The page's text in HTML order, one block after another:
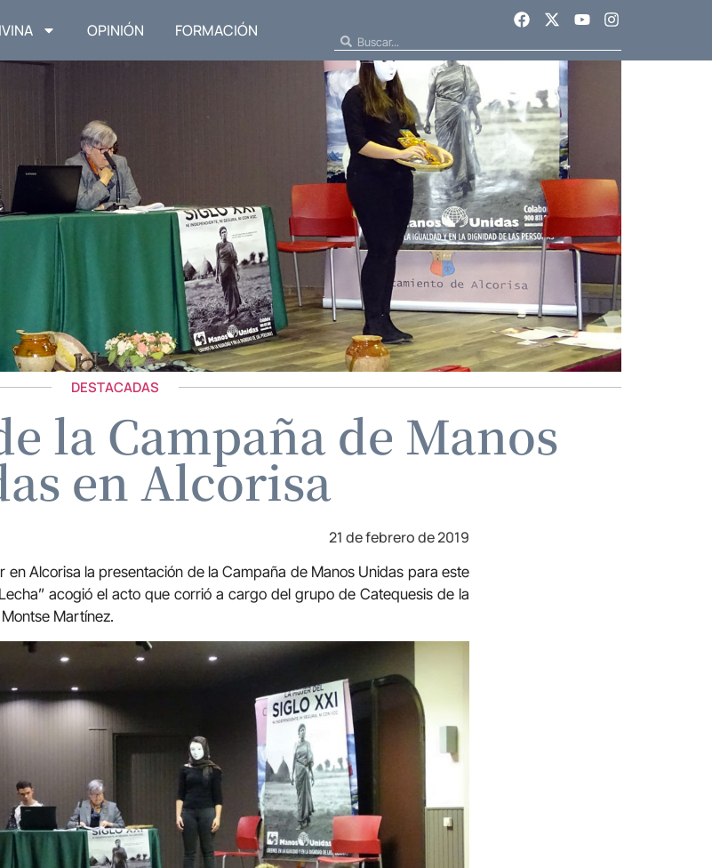
OPINIÓN FORMACIÓN
DESTACADAS
la Campaña de Manos
en Alcorisa
21 de febrero de 2019
en Alcorisa la presentación de la Campaña de Manos Unidas para este
acogió el acto que corrió a cargo del grupo de Catequesis de la
Martínez.